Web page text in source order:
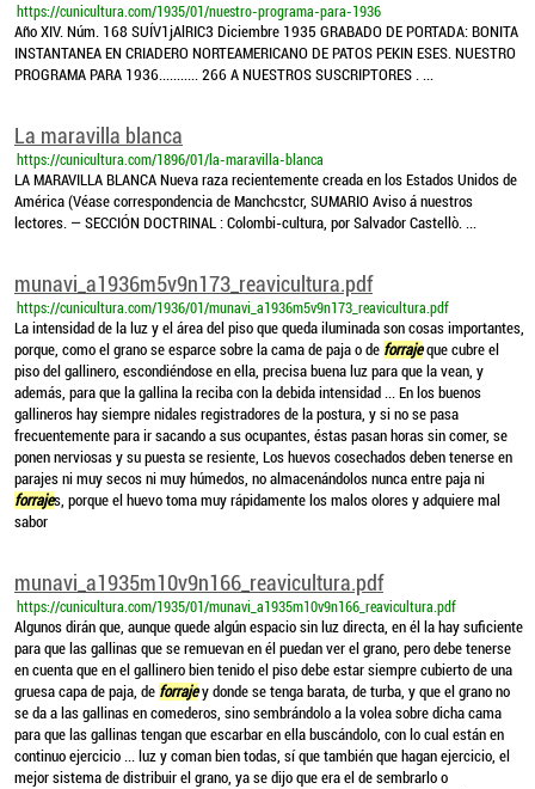
https://cunicultura.com/1935/01/nuestro-programa-para-1936
Año XIV. Núm. 168 SUÍV1jAlRIC3 Diciembre 1935 GRABADO DE PORTADA: BONITA
INSTANTANEA EN CRIADERO NORTEAMERICANO DE PATOS PEKIN ESES. NUESTRO
PROGRAMA PARA 1936........... 266 A NUESTROS SUSCRIPTORES . ...
La maravilla blanca
https://cunicultura.com/1896/01/la-maravilla-blanca
LA MARAVILLA BLANCA Nueva raza recientemente creada en los Estados Unidos de
América (Véase correspondencia de Manchcstcr, SUMARIO Aviso á nuestros
lectores. — SECCIÓN DOCTRINAL : Colombi-cultura, por Salvador Castellò. ...
munavi_a1936m5v9n173_reavicultura.pdf
https://cunicultura.com/1936/01/munavi_a1936m5v9n173_reavicultura.pdf
La intensidad de la luz y el área del piso que queda iluminada son cosas importantes,
porque, como el grano se esparce sobre la cama de paja o de forrajeque cubre el
piso del gallinero, escondiéndose en ella, precisa buena luz para que la vean, y
además, para que la gallina la reciba con la debida intensidad ... En los buenos
gallineros hay siempre nidales registradores de la postura, y si no se pasa
frecuentemente para ir sacando a sus ocupantes, éstas pasan horas sin comer, se
ponen nerviosas y su puesta se resiente, Los huevos cosechados deben tenerse en
parajes ni muy secos ni muy húmedos, no almacenándolos nunca entre paja ni
forrajes, porque el huevo toma muy rápidamente los malos olores y adquiere mal
sabor
munavi_a1935m10v9n166_reavicultura.pdf
https://cunicultura.com/1935/01/munavi_a1935m10v9n166_reavicultura.pdf
Algunos dirán que, aunque quede algún espacio sin luz directa, en él la hay suficiente
para que las gallinas que se remuevan en él puedan ver el grano, pero debe tenerse
en cuenta que en el gallinero bien tenido el piso debe estar siempre cubierto de una
gruesa capa de paja, de forrajey donde se tenga barata, de turba, y que el grano no
se da a las gallinas en comederos, sino sembrándolo a la volea sobre dicha cama
para que las gallinas tengan que escarbar en ella buscándolo, con lo cual están en
continuo ejercicio ... luz y coman bien todas, sí que también que hagan ejercicio, el
mejor sistema de distribuir el grano, ya se dijo que era el de sembrarlo o